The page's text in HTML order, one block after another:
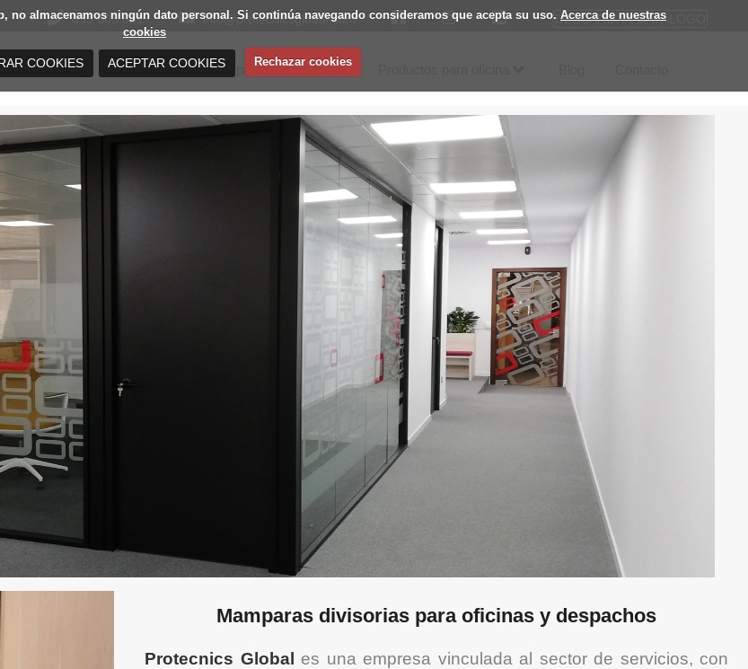
almacenamos ningún dato personal. Si continúa navegando consideramos que acepta su uso. Acerca de nuestras
cookies
COOKIES ACEPTAR COOKIES Rechazar cookies
693 503 691 info@protecnicsglobal.com DESCARGAR CATÁLOGO
de oficina Distribuidores de mamparas de oficina
Mamparas divisorias para oficinas y despachos
Protecnics Global
es una empresa vinculada al sector de servicios, con